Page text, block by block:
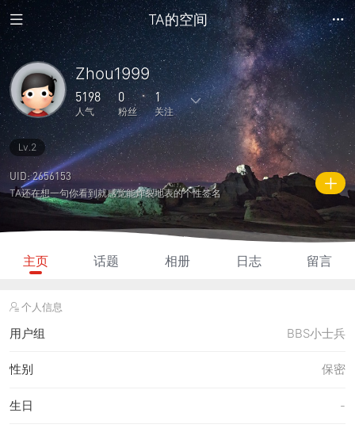
TA的空间
Zhou1999
5198
人气
0
粉丝
1
关注
8
主题
18
回复
0
日志
0
相册
0
好友
0 1
关注
0
说说
5198
人气
175
积分
Lv.2
UID: 2656153
TA还在想一句你看到就感觉能炸裂地表的个性签名
主页 话题 相册 日志 留言
个人信息
用户组 BBS小士兵
保密
性别
-
生日